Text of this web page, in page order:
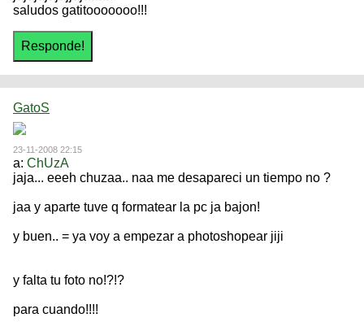
saludos gatitooooooo!!!
GatoS
23-11-2008 22:15
a: ChUzA
jaja... eeeh chuzaa.. naa me desapareci un tiempo no ?
jaa y aparte tuve q formatear la pc ja bajon!
y buen.. = ya voy a empezar a photoshopear jiji
y falta tu foto no!?!?
para cuando!!!!